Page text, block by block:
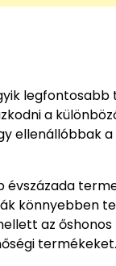
legfontosabb
a
ellenállóbbak
könnyebben
az
termékeket.